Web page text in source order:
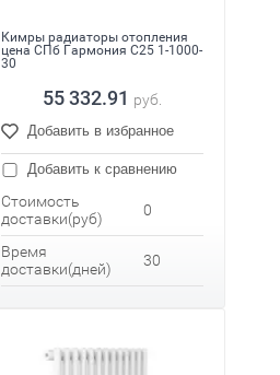
Кимры радиаторы отопления
цена СПб Гармония С25 1-1000-
30
55 332.91 руб.
Добавить в избранное
Добавить к сравнению
Стоимость
доставки(руб)
0
Время
доставки(дней)
30